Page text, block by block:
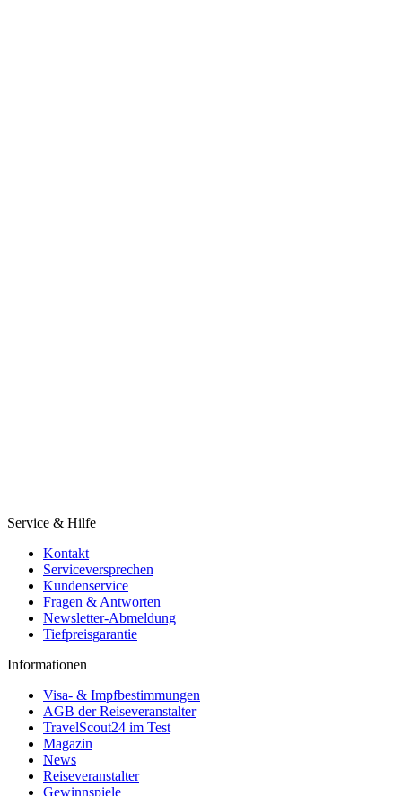
Service & Hilfe
Kontakt
Serviceversprechen
Kundenservice
Fragen & Antworten
Newsletter-Abmeldung
Tiefpreisgarantie
Informationen
Visa- & Impfbestimmungen
AGB der Reiseveranstalter
TravelScout24 im Test
Magazin
News
Reiseveranstalter
Gewinnspiele